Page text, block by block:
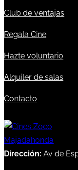
Club de ventajas
Regala Cine
Hazte voluntario
Alquiler de salas
Contacto
Dirección: Av de